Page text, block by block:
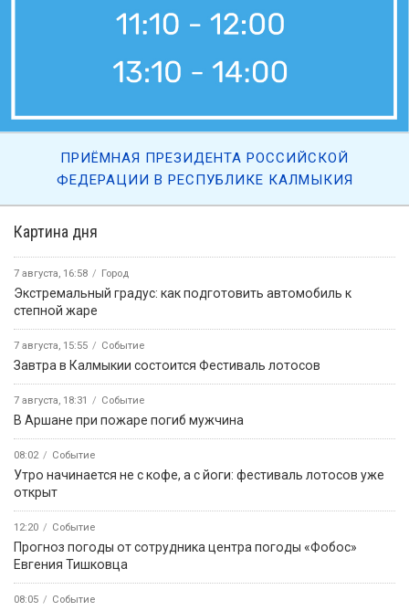
Картина дня
7 августа, 16:58 Город
Экстремальный градус: как подготовить автомобиль к
степной жаре
7 августа, 15:55 Событие
Завтра в Калмыкии состоится Фестиваль лотосов
7 августа, 18:31 Событие
В Аршане при пожаре погиб мужчина
08:02 Событие
Утро начинается не с кофе, а с йоги: фестиваль лотосов уже
открыт
12:20 Событие
Прогноз погоды от сотрудника центра погоды «Фобос»
Евгения Тишковца
08:05 Событие
ПРИЁМНАЯ ПРЕЗИДЕНТА РОССИЙСКОЙ
ФЕДЕРАЦИИ В РЕСПУБЛИКЕ КАЛМЫКИЯ